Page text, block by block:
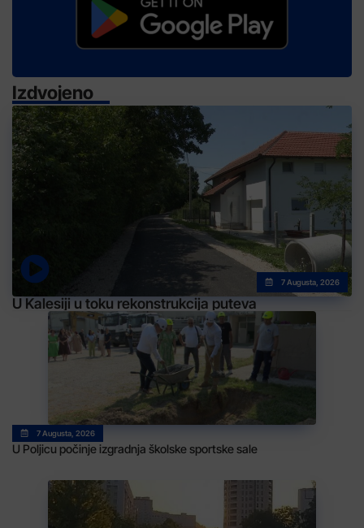
Izdvojeno
7 Augusta, 2026
U Kalesiji u toku rekonstrukcija puteva
7 Augusta, 2026
U Poljicu počinje izgradnja školske sportske sale